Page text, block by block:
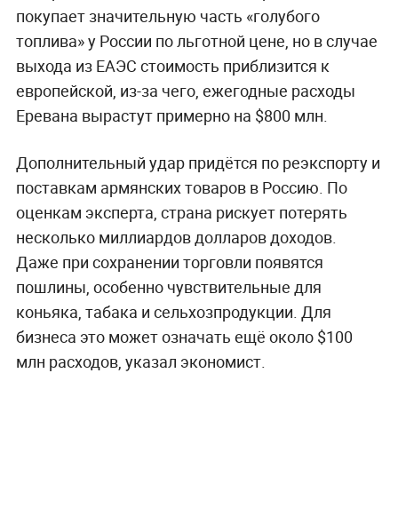
покупает значительную часть «голубого
топлива» у России по льготной цене, но в случае
выхода из ЕАЭС стоимость приблизится к
европейской, из-за чего, ежегодные расходы
Еревана вырастут примерно на $800 млн.
Дополнительный удар придётся по реэкспорту и
поставкам армянских товаров в Россию. По
оценкам эксперта, страна рискует потерять
несколько миллиардов долларов доходов.
Даже при сохранении торговли появятся
пошлины, особенно чувствительные для
коньяка, табака и сельхозпродукции. Для
бизнеса это может означать ещё около $100
млн расходов, указал экономист.